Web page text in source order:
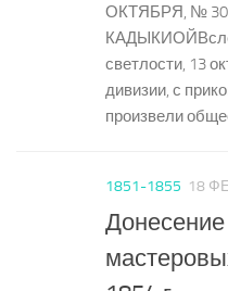
ОКТЯБРЯ, №
светлости, 13
дивизии, с
произвели
1851-1855 18